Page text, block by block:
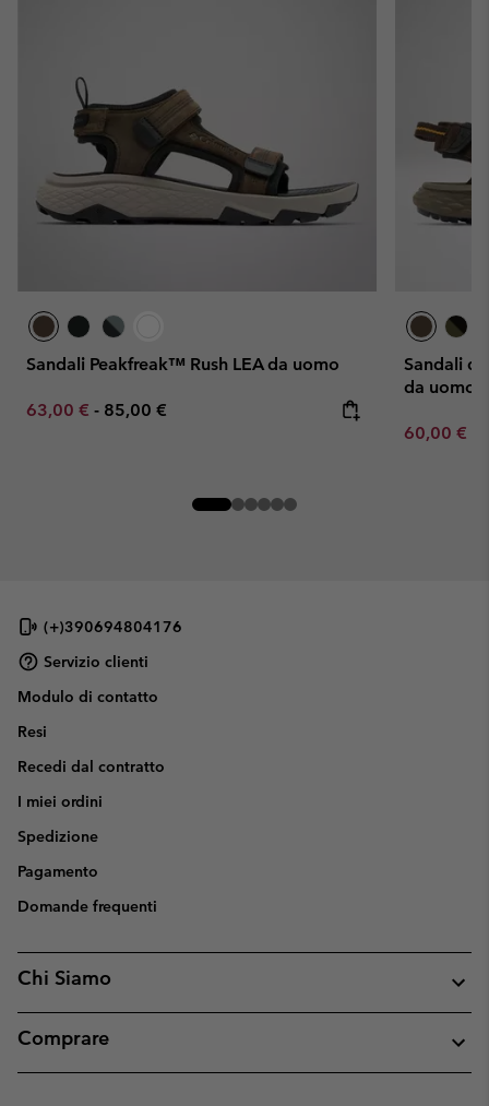
Sandali Peakfreak™ Rush LEA da uomo
Minimum sale price:
63,00 € - Maximum price:
85,00 €
Sandali
da uomo
Minimum
60,00 €
(+)390694804176
Servizio clienti
Modulo di contatto
Resi
Recedi dal contratto
I miei ordini
Spedizione
Pagamento
Domande frequenti
Chi Siamo
Comprare